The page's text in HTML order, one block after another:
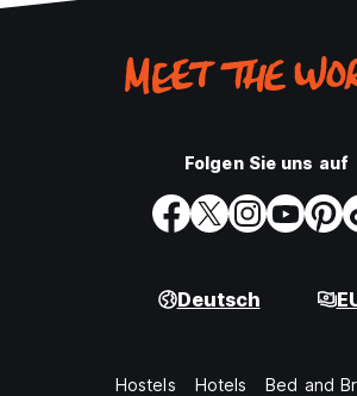
Folgen Sie uns auf
Deutsch
Hostels Hotels Bed and